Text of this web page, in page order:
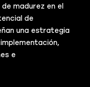
madurez en el
de
una estrategia
e